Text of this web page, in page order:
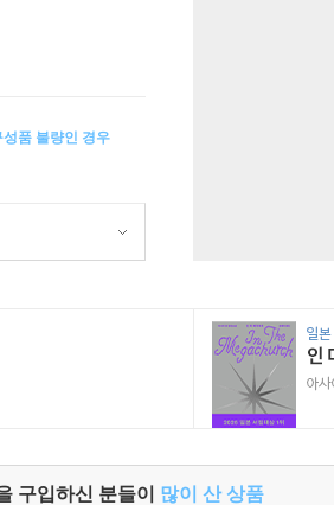
품 불량인 경우
구입하신 분들이 많이 산 상품